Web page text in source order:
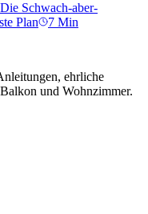
Schwach-aber-
Plan
7 Min
ehrliche
und Wohnzimmer.